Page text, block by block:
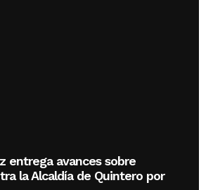
entrega avances sobre
la Alcaldía de Quintero por